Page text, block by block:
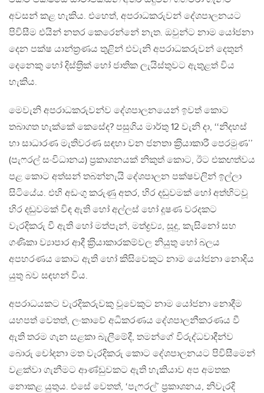
අවසන් කළ හැකිය. එහෙත්, අපරාධකරුවන් දේශපාලනයට
පිවිසීම එයින් නතර කෙරෙන්නේ නැත. ඔවුන්ට නාම යෝජනා
දෙන පක්ෂ යාන්ත‍්‍රණය තුළින් එවැනි අපරාධකරුවන් දෙතුන්
දෙනෙකු හෝ දිස්ත‍්‍රික් හෝ ජාතික ලැයිස්තුවට ඇතුළත් විය
හැකිය.
මෙවැනි අපරාධකරුවන්ව දේශපාලනයෙන් ඉවත් කොට
තබාගත හැක්කේ කෙසේද? පසුගිය මාර්තු 12 වැනි දා, ‘‘නිදහස්
හා සාධාරණ මැතිවරණ සඳහා වන ජනතා ක‍්‍රියාකාරී පෙරමුණ’’
(පැෆරල් සංවිධානය) ප‍්‍රකාශනයක් නිකුත් කොට, ඊට එකඟත්වය
පළ කොට අත්සන් තබන්නැයි දේශපාලන පක්ෂවලින් ඉල්ලා
සිටියේය. එහි අඩංගු කරුණු අතර, හිර දඬුවමක් හෝ අත්හිටවූ
හිර දඬුවමක් විඳ ඇති හෝ අල්ලස් හෝ දූෂණ වරදකට
වැරදිකරු වී ඇති හෝ මත්පැන්, මත්ද්‍රව්‍ය, සූදු, කැසිනෝ සහ
ගණිකා ව්‍යාපාර ආදී ක‍්‍රියාකාරකම්වල නියුතු හෝ බලය
අපහරණය කොට ඇති හෝ කිසිවෙකුට නාම යෝජනා නොදිය
යුතු බව සඳහන් විය.
අපරාධයකට වැරදිකරුවකු වූවෙකුට නාම යෝජනා නොදීම
යහපත් වෙතත්, ලංකාවේ අධිකරණය දේශපාලනීකරණය වී
ඇති තරම ගැන සළකා බැලීමේදී, තමන්ගේ විරුද්ධවාදීන්ව
බොරු චෝදනා මත වැරදිකරු කොට දේශපාලනයට පිවිසීමෙන්
වළක්වා ගැනීමට ආණ්ඩුවකට ඇති හැකියාව අප අමතක
නොකළ යුතුය. එසේ වෙතත්, ‘පැෆරල්’ ප‍්‍රකාශනය, නිවැරදි